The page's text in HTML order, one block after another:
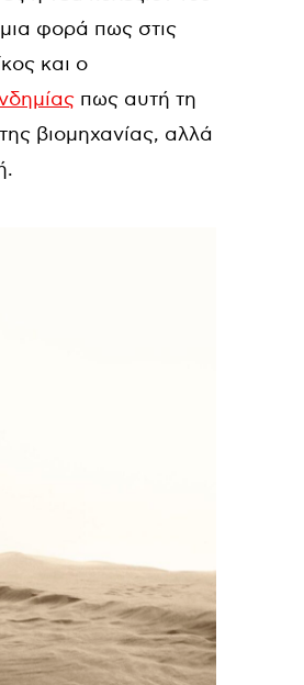
φορά πως στις
και ο
πως αυτή τη
βιομηχανίας, αλλά